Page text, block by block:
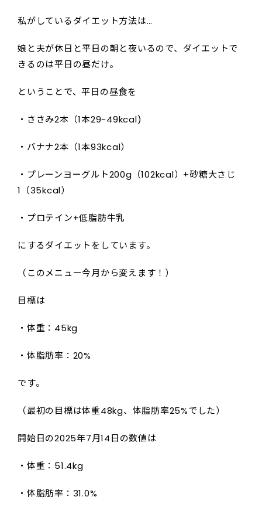
私がしているダイエット方法は…
娘と夫が休日と平日の朝と夜いるので、ダイエットで
きるのは平日の昼だけ。
ということで、平日の昼食を
・ささみ2本（1本29~49kcal)
・バナナ2本（1本93kcal）
・プレーンヨーグルト200g（102kcal）+砂糖大さじ
1（35kcal）
・プロテイン+低脂肪牛乳
にするダイエットをしています。
（このメニュー今月から変えます！）
目標は
・体重：45kg
・体脂肪率：20%
です。
（最初の目標は体重48kg、体脂肪率25%でした）
開始日の2025年7月14日の数値は
・体重：51.4kg
・体脂肪率：31.0%